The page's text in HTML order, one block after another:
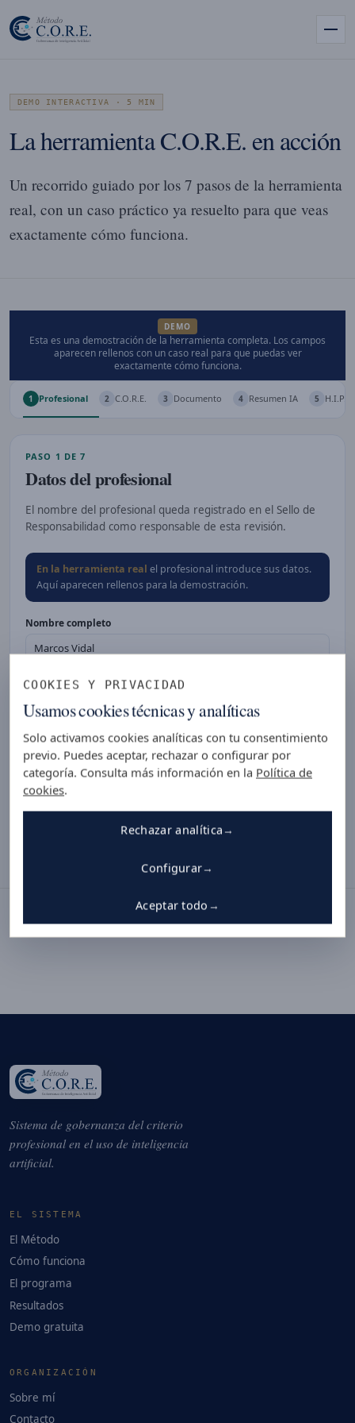
DEMO INTERACTIVA · 5 MIN
La herramienta C.O.R.E. en acción
Un recorrido guiado por los 7 pasos de la herramienta
real, con un caso práctico ya resuelto para que veas
exactamente cómo funciona.
DEMO
Esta es una demostración de la herramienta completa. Los campos
aparecen rellenos con un caso real para que puedas ver
exactamente cómo funciona.
1 Profesional 2 C.O.R.E. 3 Documento 4 Resumen IA 5 H.I.P.
PASO 1 DE 7
Datos del profesional
El nombre del profesional queda registrado en el Sello de
Responsabilidad como responsable de esta revisión.
En la herramienta real el profesional introduce sus datos.
Aquí aparecen rellenos para la demostración.
Nombre completo
Rol profesional
Organización
Continuar
Sistema de gobernanza del criterio
profesional en el uso de inteligencia
artificial.
EL SISTEMA
El Método
Cómo funciona
El programa
Resultados
Demo gratuita
ORGANIZACIÓN
Sobre mí
Contacto
COOKIES Y PRIVACIDAD
Usamos cookies técnicas y analíticas
Solo activamos cookies analíticas con tu consentimiento
previo. Puedes aceptar, rechazar o configurar por
categoría. Consulta más información en la Política de
cookies.
Rechazar analítica
Configurar
Aceptar todo